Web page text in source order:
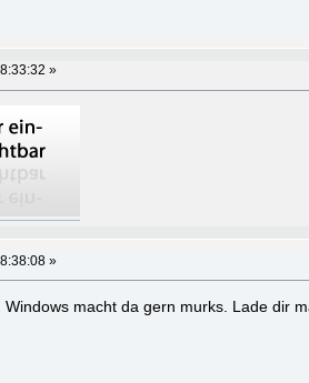
»
»
macht da gern murks. Lade dir